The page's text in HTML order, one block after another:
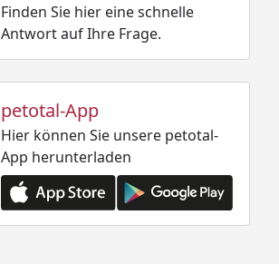
Finden Sie hier eine schnelle
Antwort auf Ihre Frage.
petotal-App
Hier können Sie unsere petotal-
App herunterladen